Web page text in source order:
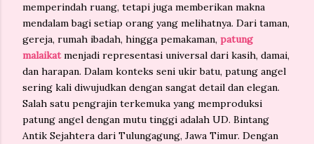
memperindah ruang, tetapi juga memberikan makna
mendalam bagi setiap orang yang melihatnya. Dari taman,
gereja, rumah ibadah, hingga pemakaman, patung
malaikatmenjadi representasi universal dari kasih, damai,
dan harapan. Dalam konteks seni ukir batu, patung angel
sering kali diwujudkan dengan sangat detail dan elegan.
Salah satu pengrajin terkemuka yang memproduksi
patung angel dengan mutu tinggi adalah UD. Bintang
Antik Sejahtera dari Tulungagung, Jawa Timur. Dengan